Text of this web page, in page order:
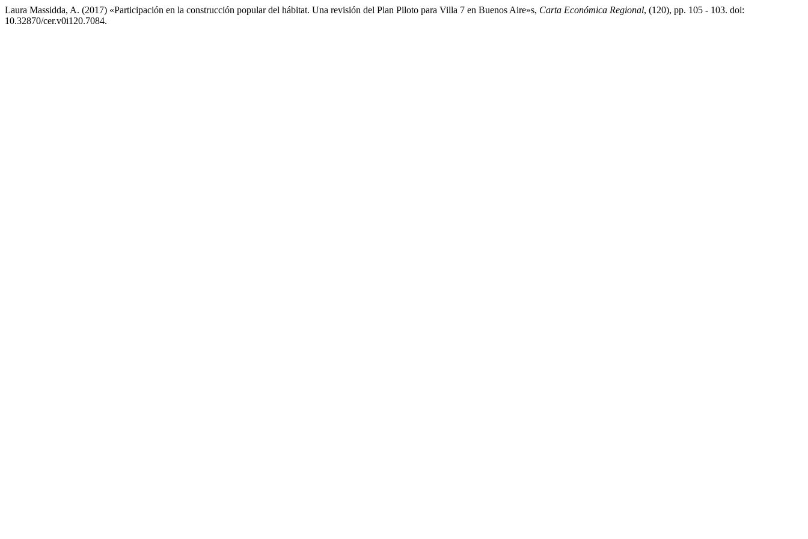
Laura Massidda, A. (2017) «Participación en la construcción popular del hábitat. Una revisión del Plan Piloto para Villa 7 en Buenos Aire»s, Carta Económica Regional, (120), pp. 105 - 103. doi:
10.32870/cer.v0i120.7084.